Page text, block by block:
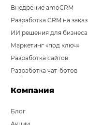
Внедрение amoCRM
Разработка CRM на заказ
ИИ решения для бизнеса
Маркетинг «под ключ»
Разработка сайтов
Разработка чат-ботов
Компания
Блог